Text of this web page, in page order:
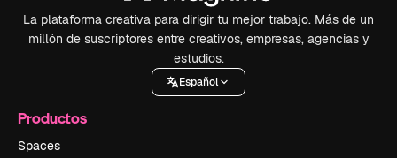
La plataforma creativa para dirigir tu mejor trabajo. Más de un
millón de suscriptores entre creativos, empresas, agencias y
estudios.
Español
Productos
Spaces